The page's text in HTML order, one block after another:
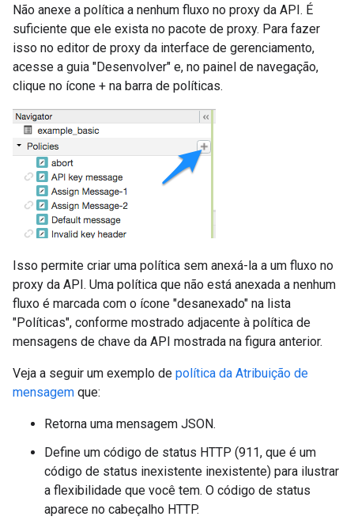
Não anexe a política a nenhum fluxo no proxy da API. É
suficiente que ele exista no pacote de proxy. Para fazer
isso no editor de proxy da interface de gerenciamento,
acesse a guia "Desenvolver" e, no painel de navegação,
clique no ícone + na barra de políticas.
Isso permite criar uma política sem anexá-la a um fluxo no
proxy da API. Uma política que não está anexada a nenhum
fluxo é marcada com o ícone "desanexado" na lista
"Políticas", conforme mostrado adjacente à política de
mensagens de chave da API mostrada na figura anterior.
Veja a seguir um exemplo de política da Atribuição de
mensagem que:
Retorna uma mensagem JSON.
Define um código de status HTTP (911, que é um
código de status inexistente inexistente) para ilustrar
a flexibilidade que você tem. O código de status
aparece no cabeçalho HTTP.